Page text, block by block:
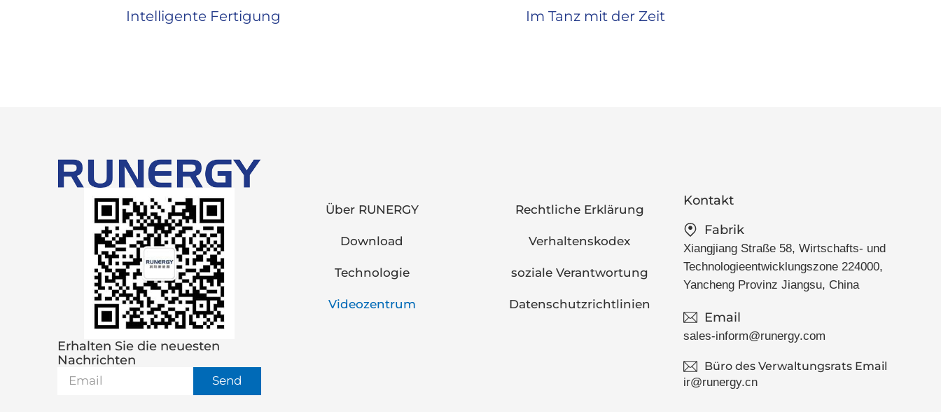
Intelligente Fertigung Im Tanz mit der Zeit
Erhalten Sie die neuesten
Nachrichten
Send
Über RUNERGY
Download
Technologie
Videozentrum
Rechtliche Erklärung
Verhaltenskodex
soziale Verantwortung
Datenschutzrichtlinien
Kontakt
Fabrik
Xiangjiang Straße 58, Wirtschafts- und
Technologieentwicklungszone 224000,
Yancheng Provinz Jiangsu, China
Email
sales-inform@runergy.com
Büro des Verwaltungsrats Email
ir@runergy.cn